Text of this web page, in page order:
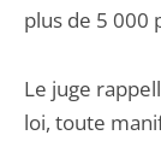
plus de 5 000
Le juge
loi, toute